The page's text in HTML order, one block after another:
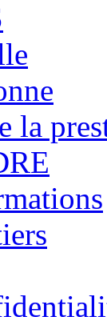
la